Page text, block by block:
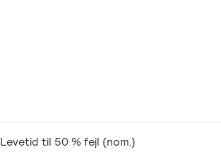
Levetid til 50 % fejl (nom.)